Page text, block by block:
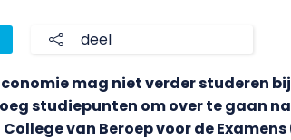
deel
mag niet verder studeren
studiepunten om over te gaan
van Beroep voor de Examens